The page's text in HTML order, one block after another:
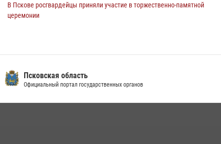
В Пскове росгвардейцы приняли участие в торжественно-памятной
церемонии
сотрудников вневедомственной охраны Росгвардии, Псковские
Росгвардейцы одержали победу
Псковская область
Официальный портал государственных органов